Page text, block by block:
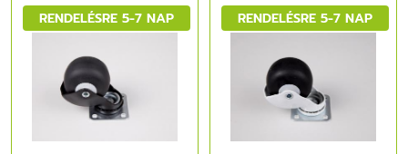
RENDELÉSRE 5-7 NAP RENDELÉSRE 5-7 NAP